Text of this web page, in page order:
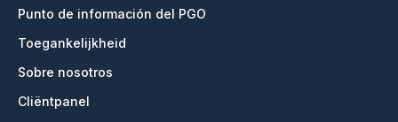
Punto de información del PGO
Toegankelijkheid
Sobre nosotros
Cliëntpanel